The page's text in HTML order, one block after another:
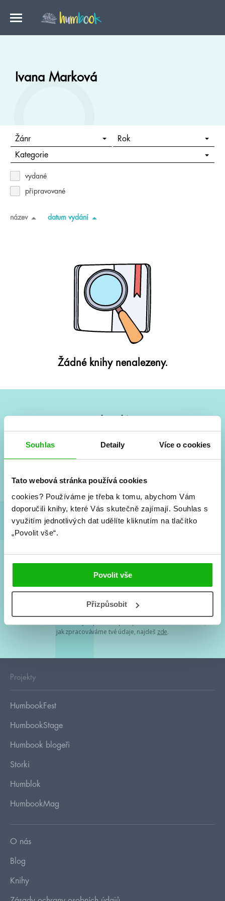
Souhlas Detaily Více o cookies
Tato webová stránka používá cookies
cookies? Používáme je třeba k tomu, abychom Vám
doporučili knihy, které Vás skutečně zajímají. Souhlas s
využitím jednotlivých dat udělíte kliknutím na tlačítko
„Povolit vše“.
Povolit vše
Přizpůsobit
Ivana Marková
Žánr Rok
Kategorie
vydané
připravované
název datum vydání
Žádné knihy nenalezeny.
Vše kolem #youngadult každý měsíc rovnou do mailu!
a seriálové adaptace a další.
Souhlasím spodmínkami zpracování osobních údajů
Tvá e-mailová adresa je u nás v bezpečí. Přečti si
jak zpracováváme tvé údaje, najdeš zde.
Projekty
HumbookFest
HumbookStage
Humbook blogeři
Storki
Humblok
HumbookMag
O nás
Blog
Knihy